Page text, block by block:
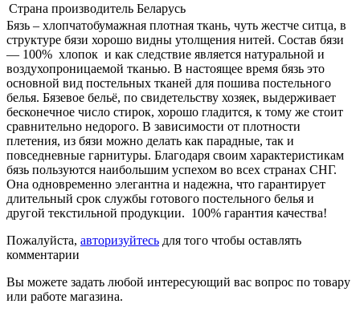
Страна производитель Беларусь
Бязь – хлопчатобумажная плотная ткань, чуть жестче ситца, в
структуре бязи хорошо видны утолщения нитей. Состав бязи
― 100% хлопок и как следствие является натуральной и
воздухопроницаемой тканью. В настоящее время бязь это
основной вид постельных тканей для пошива постельного
белья. Бязевое бельё, по свидетельству хозяек, выдерживает
бесконечное число стирок, хорошо гладится, к тому же стоит
сравнительно недорого. В зависимости от плотности
плетения, из бязи можно делать как парадные, так и
повседневные гарнитуры. Благодаря своим характеристикам
бязь пользуются наибольшим успехом во всех странах СНГ.
Она одновременно элегантна и надежна, что гарантирует
длительный срок службы готового постельного белья и
другой текстильной продукции. 100% гарантия качества!
Пожалуйста, авторизуйтесь для того чтобы оставлять
комментарии
Вы можете задать любой интересующий вас вопрос по товару
или работе магазина.